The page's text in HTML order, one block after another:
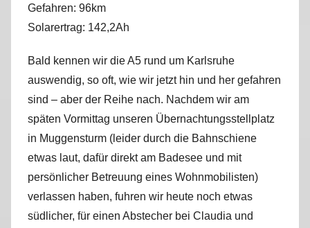
u
s
Gefahren: 96km
Solarertrag: 142,2Ah
Bald kennen wir die A5 rund um Karlsruhe
auswendig, so oft, wie wir jetzt hin und her gefahren
sind – aber der Reihe nach. Nachdem wir am
späten Vormittag unseren Übernachtungsstellplatz
in Muggensturm (leider durch die Bahnschiene
etwas laut, dafür direkt am Badesee und mit
persönlicher Betreuung eines Wohnmobilisten)
verlassen haben, fuhren wir heute noch etwas
südlicher, für einen Abstecher bei Claudia und